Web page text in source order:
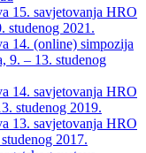
15. savjetovanja HRO
studenog 2021.
14. (online) simpozija
9. – 13. studenog
14. savjetovanja HRO
studenog 2019.
13. savjetovanja HRO
2017.